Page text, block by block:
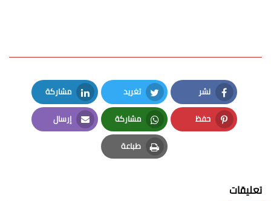
نشر
Facebook
تغريد
Twitter
مشاركة
LinkedIn
حفظ
Pinterest
مشاركة
Whatsapp
إرسال
Email
طباعة
Print
تعليقات